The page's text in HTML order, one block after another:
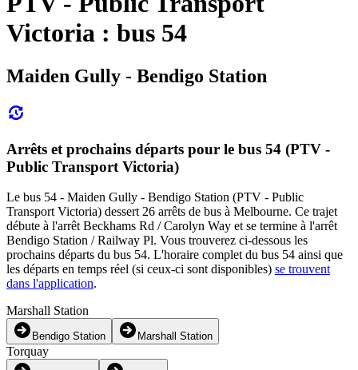
Victoria : bus 54
Maiden Gully - Bendigo Station
Arrêts et prochains départs pour le bus 54 (PTV -
Public Transport Victoria)
Le bus 54 - Maiden Gully - Bendigo Station (PTV - Public
Transport Victoria) dessert 26 arrêts de bus à Melbourne. Ce trajet
débute à l'arrêt Beckhams Rd / Carolyn Way et se termine à l'arrêt
Bendigo Station / Railway Pl. Vous trouverez ci-dessous les
prochains départs du bus 54. L'horaire complet du bus 54 ainsi que
les départs en temps réel (si ceux-ci sont disponibles) se trouvent
dans l'application.
Marshall Station
Bendigo Station Marshall Station
Torquay